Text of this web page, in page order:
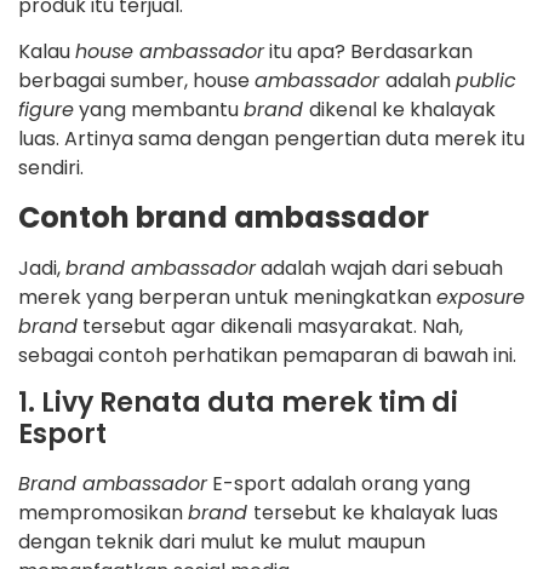
Kalauhouse ambassadoritu apa? Berdasarkan
berbagai sumber, houseambassadoradalahpublic
figureyang membantubrand dikenal ke khalayak
luas. Artinya sama dengan pengertian duta merek itu
sendiri.
Contoh brand ambassador
Jadi,brand ambassadoradalah wajah dari sebuah
merek yang berperan untuk meningkatkanexposure
brand tersebut agar dikenali masyarakat. Nah,
sebagai contoh perhatikan pemaparan di bawah ini.
1. Livy Renata duta merek tim di
Esport
Brand ambassadorE-sport adalah orang yang
mempromosikanbrand tersebut ke khalayak luas
dengan teknik dari mulut ke mulut maupun